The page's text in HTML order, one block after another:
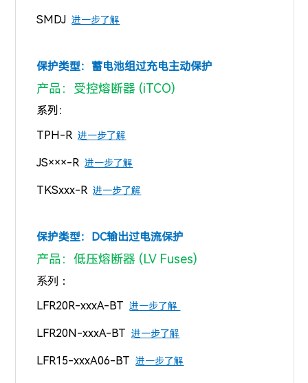
SMDJ进一步了解
保护类型： 蓄电池组过充电主动保护
产品：受控熔断器 (iTCO)
系列：
TPH-R 进一步了解
JS×××-R进一步了解
TKSxxx-R进一步了解
保护类型：DC输出过电流保护
产品：低压熔断器 (LV Fuses)
系列：
LFR20R-xxxA-BT进一步了解
LFR20N-xxxA-BT进一步了解
LFR15-xxxA06-BT进一步了解